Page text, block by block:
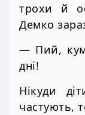
трохи й
Демко
— Пий,
дні!
Нікуди
частують,